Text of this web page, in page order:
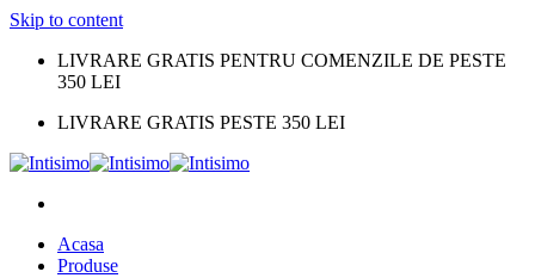
Skip to content
LIVRARE GRATIS PENTRU COMENZILE DE PESTE
350 LEI
LIVRARE GRATIS PESTE 350 LEI
Acasa
Produse